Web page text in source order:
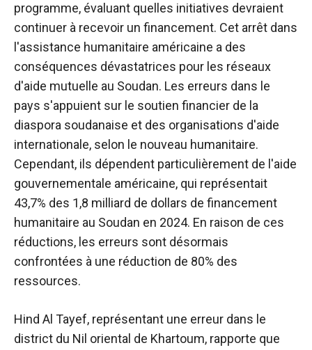
programme, évaluant quelles initiatives devraient
continuer à recevoir un financement. Cet arrêt dans
l'assistance humanitaire américaine a des
conséquences dévastatrices pour les réseaux
d'aide mutuelle au Soudan. Les erreurs dans le
pays s'appuient sur le soutien financier de la
diaspora soudanaise et des organisations d'aide
internationale, selon le nouveau humanitaire.
Cependant, ils dépendent particulièrement de l'aide
gouvernementale américaine, qui représentait
43,7% des 1,8 milliard de dollars de financement
humanitaire au Soudan en 2024. En raison de ces
réductions, les erreurs sont désormais
confrontées à une réduction de 80% des
ressources.
Hind Al Tayef, représentant une erreur dans le
district du Nil oriental de Khartoum, rapporte que